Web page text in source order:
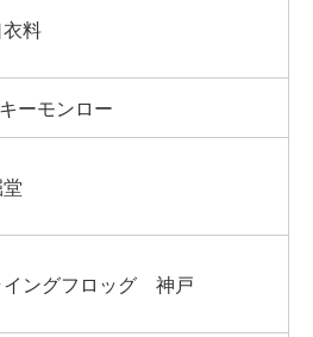
衣料
ーモンロー
イングフロッグ 神戸